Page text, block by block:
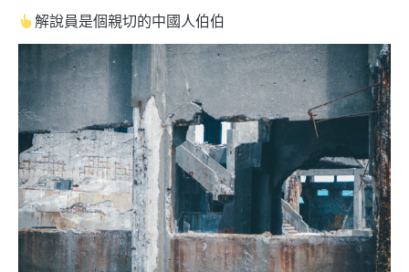
解說員是個親切的中國人伯伯